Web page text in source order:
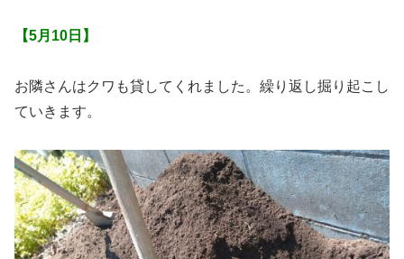
【5月10日】
お隣さんはクワも貸してくれました。繰り返し掘り起こし
ていきます。